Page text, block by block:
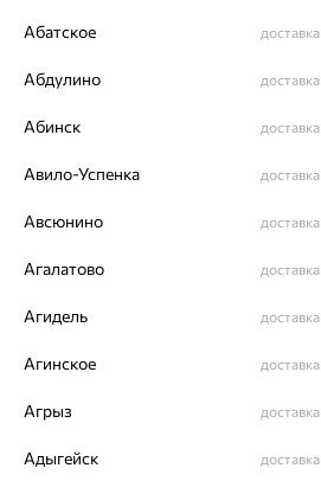
002-0019
Абатское доставка
Абдулино доставка
Абинск доставка
Авило-Успенка доставка
Авсюнино доставка
Агалатово доставка
Агидель доставка
Агинское доставка
Агрыз доставка
Адыгейск доставка